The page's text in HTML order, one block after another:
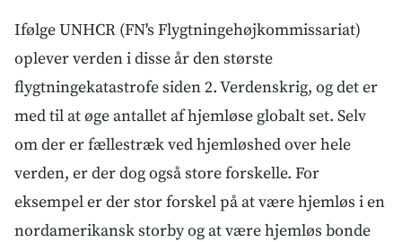
Ifølge UNHCR (FN's Flygtningehøjkommissariat)
oplever verden i disse år den største
flygtningekatastrofe siden 2. Verdenskrig, og det er
med til at øge antallet af hjemløse globalt set. Selv
om der er fællestræk ved hjemløshed over hele
verden, er der dog også store forskelle. For
eksempel er der stor forskel på at være hjemløs i en
nordamerikansk storby og at være hjemløs bonde